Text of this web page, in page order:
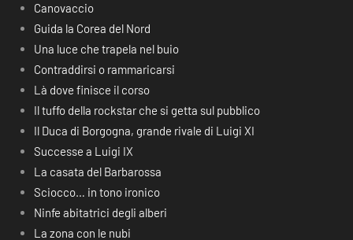
Canovaccio
Guida la Corea del Nord
Una luce che trapela nel buio
Contraddirsi o rammaricarsi
Là dove finisce il corso
Il tuffo della rockstar che si getta sul pubblico
Il Duca di Borgogna, grande rivale di Luigi XI
Successe a Luigi IX
La casata del Barbarossa
Sciocco… in tono ironico
Ninfe abitatrici degli alberi
La zona con le nubi